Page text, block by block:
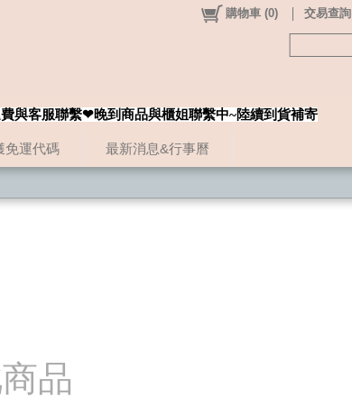
免運代碼 最新消息&行事曆
購物車 (0) 交易查詢
與客服聯繫❤晚到商品與櫃姐聯繫中~陸續到貨補寄